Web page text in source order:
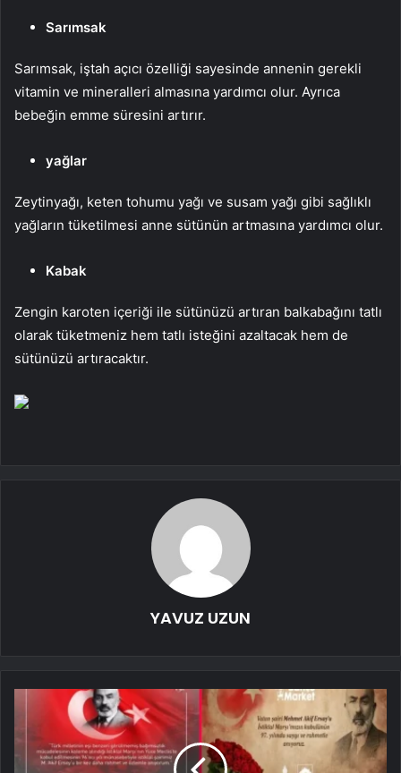
Sarımsak
Sarımsak, iştah açıcı özelliği sayesinde annenin gerekli
vitamin ve mineralleri almasına yardımcı olur. Ayrıca
bebeğin emme süresini artırır.
yağlar
Zeytinyağı, keten tohumu yağı ve susam yağı gibi sağlıklı
yağların tüketilmesi anne sütünün artmasına yardımcı olur.
Kabak
Zengin karoten içeriği ile sütünüzü artıran balkabağını tatlı
olarak tüketmeniz hem tatlı isteğini azaltacak hem de
sütünüzü artıracaktır.
YAVUZ UZUN